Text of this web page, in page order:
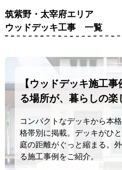
筑紫野・太宰府エリア
ウッドデッキ工事 一覧
【ウッドデッキ施工
る場所が、暮らしの楽
コンパクトなデッキから本
格帯別に掲載。デッキがひ
庭の距離がぐっと縮まる。
る施工事例をご紹介。